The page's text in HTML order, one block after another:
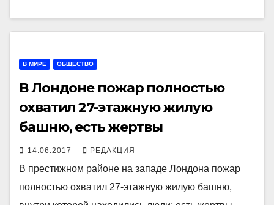
В МИРЕ ОБЩЕСТВО
В Лондоне пожар полностью
охватил 27-этажную жилую
башню, есть жертвы
14.06.2017 РЕДАКЦИЯ
В престижном районе на западе Лондона пожар
полностью охватил 27-этажную жилую башню,